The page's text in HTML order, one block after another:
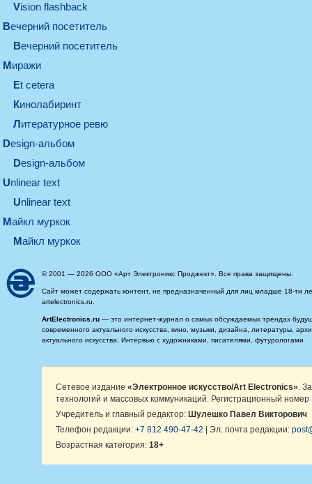
Vision flashback
вечерний посетитель
вечерний посетитель
миражи
et cetera
кинолабиринт
литературное ревю
design-альбом
design-альбом
unlinear text
Unlinear text
майкл муркок
майкл муркок
© 2001 — 2026 ООО «Арт Электроникс Проджект». Все права защищены.
Сайт может содержать контент, не предназначенный для лиц младше 18-ти
artelectronics.ru.
ArtElectronics.ru — это интернет-журнал о самых обсуждаемых трендах
современного актуального искусства, кино, музыки, дизайна, литературы,
актуального искусства. Интервью с художниками, писателями, футурологами
Сетевое издание «Электронное искусство/Art Electronics» .
технологий и массовых коммуникаций. Регистрационный
Учредитель и главный редактор: Шулешко Павел Викторович
Телефон редакции: +7 812 490-47-42 | Эл. почта редакции:
Возрастная категория: 18+